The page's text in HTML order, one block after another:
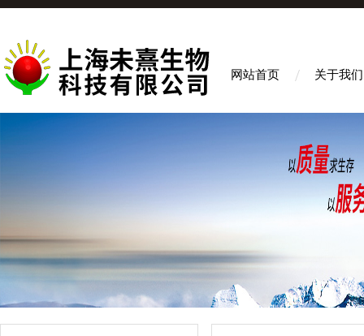
网站首页 关于我们